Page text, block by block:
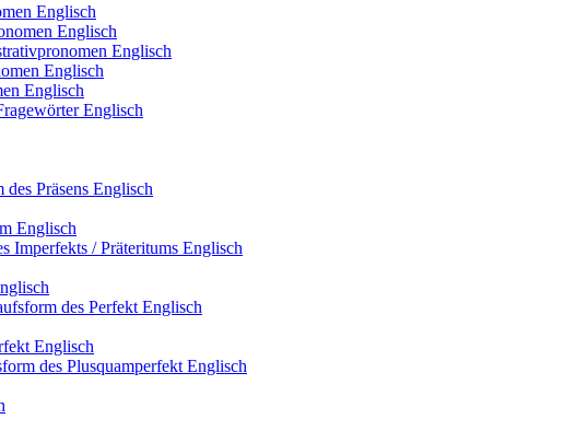
Englisch
Englisch
Englisch
Englisch
Englisch
Englisch
des Präsens Englisch
Englisch
Imperfekts / Präteritums Englisch
des Perfekt Englisch
Englisch
des Plusquamperfekt Englisch